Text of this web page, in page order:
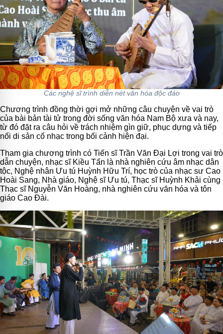
Các nghệ sĩ trình diễn nét văn hóa độc đáo
Chương trình đồng thời gợi mở những câu chuyện về vai trò
của bài bản tài tử trong đời sống văn hóa Nam Bộ xưa và nay,
từ đó đặt ra câu hỏi về trách nhiệm gìn giữ, phục dựng và tiếp
nối di sản cổ nhạc trong bối cảnh hiện đại.
Tham gia chương trình có Tiến sĩ Trần Văn Đại Lợi trong vai trò
dẫn chuyện, nhạc sĩ Kiều Tấn là nhà nghiên cứu âm nhạc dân
tộc, Nghệ nhân Ưu tú Huỳnh Hữu Trí, học trò của nhạc sư Cao
Hoài Sang, Nhà giáo, Nghệ sĩ Ưu tú, Thạc sĩ Huỳnh Khải cùng
Thạc sĩ Nguyễn Văn Hoàng, nhà nghiên cứu văn hóa và tôn
giáo Cao Đài.